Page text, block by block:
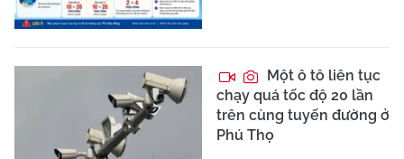
Một ô tô liên tục
chạy quá tốc độ 20 lần
trên cùng tuyến đường ở
Phú Thọ